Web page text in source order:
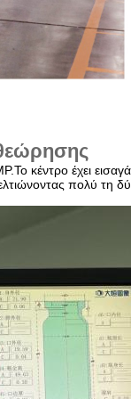
κέντρο έχει
πολύ τη